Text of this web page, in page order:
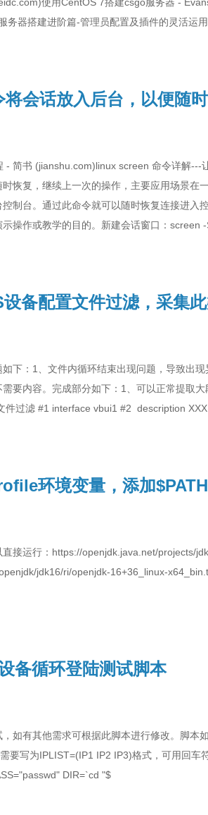
务器搭建进阶篇-管理员配置及插件的灵活运
会话放入后台，以便随
- 简书 (jianshu.com)linux screen 命令详解---
恢复，继续上一次的操作，主要应用场景在
制台。通过此命令就可以随时恢复连接进
操作或教学的目的。新建会话窗口：screen
设备配置文件过滤，采集
下：1、文件内循环结束出现问题，导致出
要内容。完成部分如下：1、可以正常提取
件过滤 #1 interface vbui1 #2 description
环境变量，添加
接运行：https://openjdk.java.net/projects/
jdk16/ri/openjdk-16+36_linux-
备循环登陆测试脚本
如有其他需求可根据此脚本进行修改。脚本
要写为IPLIST=(IP1 IP2 IP3)格式，可用回
DIR=`cd "$